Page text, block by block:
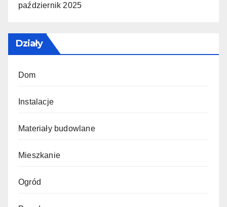
październik 2025
Działy
Dom
Instalacje
Materiały budowlane
Mieszkanie
Ogród